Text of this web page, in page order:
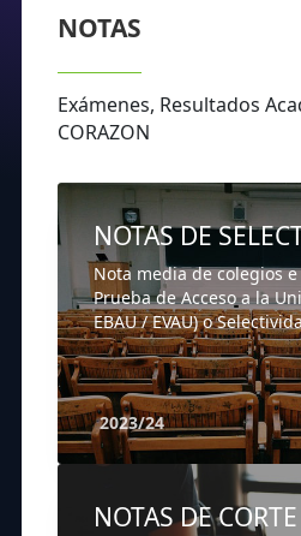
NOTAS
Exámenes, Resultados
CORAZON
NOTAS DE
Nota media de colegios
Prueba de Acceso a la
EBAU / EVAU) o
2023/24
NOTAS DE CORTE